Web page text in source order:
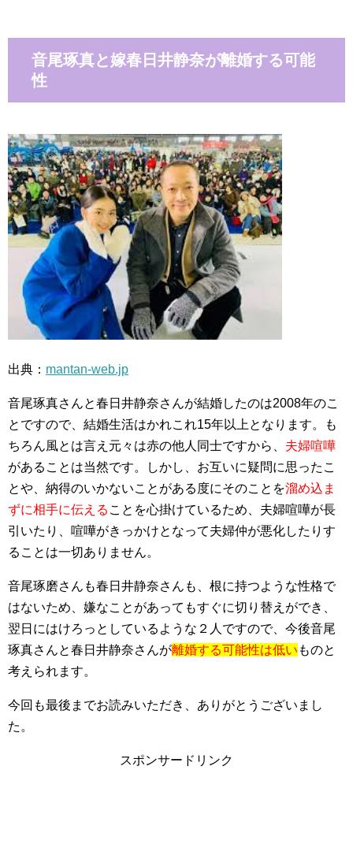
音尾琢真と嫁春日井静奈が離婚する可能
性
出典： mantan-web.jp
音尾琢真さんと春日井静奈さんが結婚したのは2008年のこ
とですので、結婚生活はかれこれ15年以上となります。も
ちろん風とは言え元々は赤の他人同士ですから、 夫婦喧嘩
があることは当然です。しかし、お互いに疑問に思ったこ
とや、納得のいかないことがある度にそのことを溜め込ま
ずに相手に伝える ことを心掛けているため、夫婦喧嘩が長
引いたり、喧嘩がきっかけとなって夫婦仲が悪化したりす
ることは一切ありません。
音尾琢磨さんも春日井静奈さんも、根に持つような性格で
はないため、嫌なことがあってもすぐに切り替えができ、
翌日にはけろっとしているような２人ですので、今後音尾
琢真さんと春日井静奈さんが離婚する可能性は低い ものと
考えられます。
今回も最後までお読みいただき、ありがとうございまし
た。
スポンサードリンク